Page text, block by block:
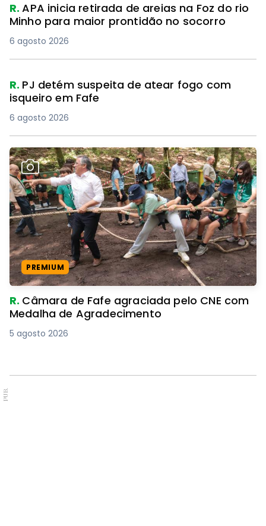
R.APA inicia retirada de areias na Foz do rio
Minho para maior prontidão no socorro
6 agosto 2026
R. PJ detém suspeita de atear fogo com
isqueiro em Fafe
6 agosto 2026
PREMIUM
R. Câmara de Fafe agraciada pelo CNE com
Medalha de Agradecimento
5 agosto 2026
PUB.